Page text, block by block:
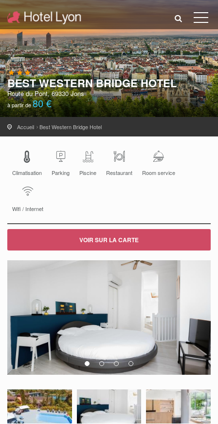
BEST WESTERN BRIDGE HOTEL
Route du Pont, 69330 Jons
à partir de80 €
Accueil Best Western Bridge Hotel
Climatisation Parking Piscine Restaurant Room service
Wifi / Internet
VOIR SUR LA CARTE